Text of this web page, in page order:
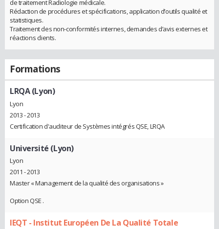
de traitement Radiologie médicale.
Rédaction de procédures et spécifications, application d’outils qualité et
statistiques.
Traitement des non-conformités internes, demandes d’avis externes et
réactions clients.
Formations
LRQA (Lyon)
Lyon
2013 - 2013
Certification d'auditeur de Systèmes intégrés QSE, LRQA
Université (Lyon)
Lyon
2011 - 2013
Master « Management de la qualité des organisations »
Option QSE .
IEQT - Institut Européen De La Qualité Totale